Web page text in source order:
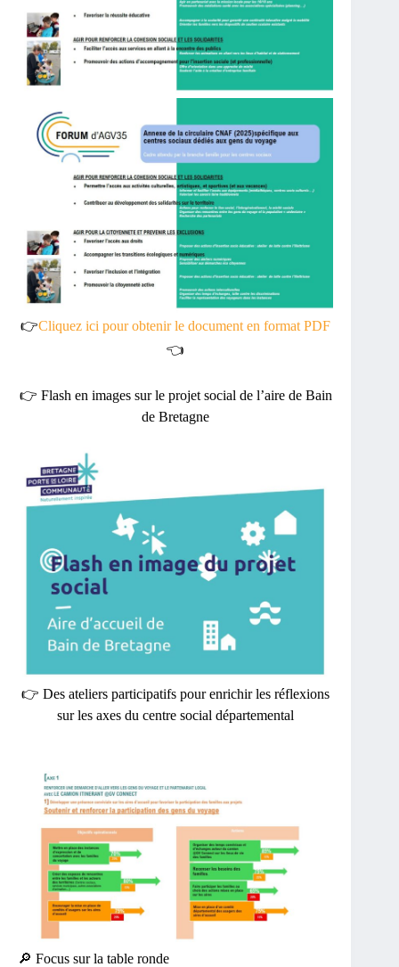
👉Cliquez ici pour obtenir le document en format PDF
👈
👉 Flash en images sur le projet social de l’aire de Bain
de Bretagne
👉 Des ateliers participatifs pour enrichir les réflexions
sur les axes du centre social départemental
🔎 Focus sur la table ronde